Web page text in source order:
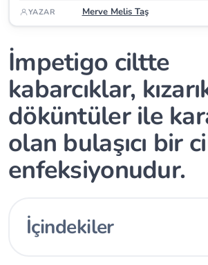
YAZAR Merve Melis Taş
İmpetigo ciltte
kabarcıklar,
döküntüler ile
olan bulaşıcı bir
enfeksiyonudur.
İçindekiler